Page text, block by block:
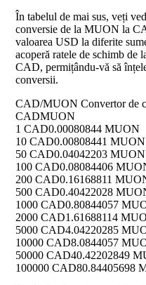
În tabelul de mai sus, veți
conversie de la MUON la
valoarea USD la diferite
acoperă ratele de schimb
CAD, permițându-vă să
conversii.
CAD/MUON Convertor de
CADMUON
1 CAD0.00080844 MUON
10 CAD0.00808441 MUON
50 CAD0.04042203 MUON
100 CAD0.08084406
200 CAD0.16168811
500 CAD0.40422028
1000 CAD0.80844057
2000 CAD1.61688114
5000 CAD4.04220285
10000 CAD8.0844057
50000 CAD40.42202849
100000 CAD80.84405698